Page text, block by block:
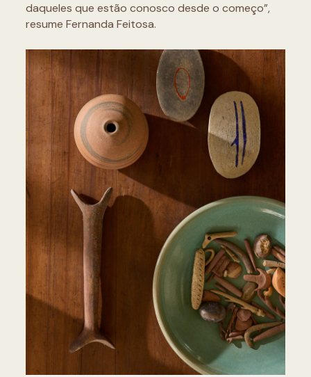
daqueles que estão conosco desde o começo”,
resume Fernanda Feitosa.